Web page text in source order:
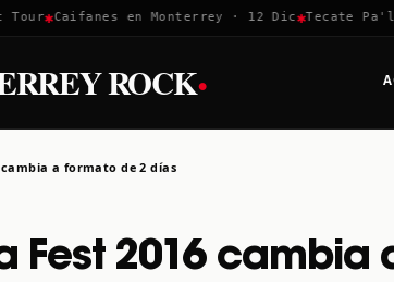
✱Caifanes en Monterrey · 12 Dic✱Tecate Pa'l
ROCK·
cambia a formato de 2 días
Fest 2016 cambia